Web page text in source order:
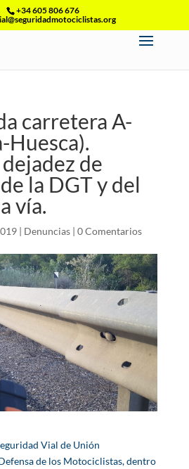
+34 605 806 676
carretera A-
Huesca).
de
la DGT y del
vía.
| Denuncias| 0 Comentarios
Vial de Unión
de los Motociclistas, dentro